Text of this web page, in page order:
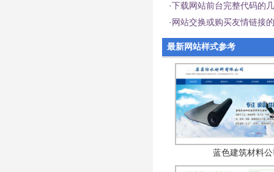
·下载网站前台完整代码的
·网站交换或购买友情链接
最新网站样式参考
蓝色建筑材料